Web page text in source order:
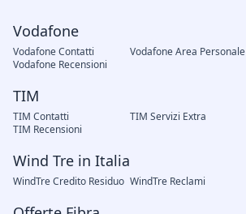
Vodafone
Vodafone Contatti Vodafone Area Personale
Vodafone Recensioni
TIM
TIM Contatti TIM Servizi Extra
TIM Recensioni
Wind Tre in Italia
WindTre Credito Residuo WindTre Reclami